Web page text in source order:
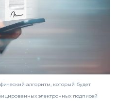
алгоритм, который будет
электронных подписей